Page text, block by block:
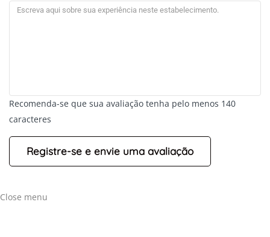
Recomenda-se que sua avaliação tenha pelo menos 140
caracteres
Close menu